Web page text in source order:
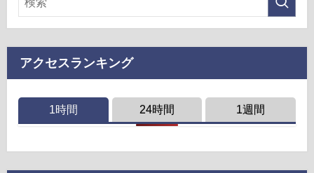
アクセスランキング
1時間 24時間 1週間